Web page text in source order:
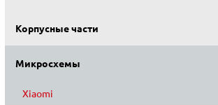
Корпусные части
Микросхемы
Xiaomi